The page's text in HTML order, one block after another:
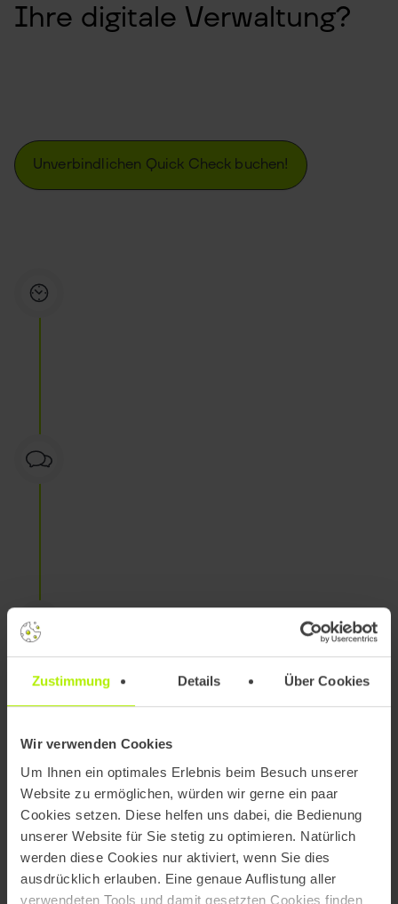
Zustimmung Details Über Cookies
Wir verwenden Cookies
Um Ihnen ein optimales Erlebnis beim Besuch unserer
Website zu ermöglichen, würden wir gerne ein paar
Cookies setzen. Diese helfen uns dabei, die Bedienung
unserer Website für Sie stetig zu optimieren. Natürlich
werden diese Cookies nur aktiviert, wenn Sie dies
ausdrücklich erlauben. Eine genaue Auflistung aller
verwendeten Tools und damit gesetzten Cookies finden
Ihre digitale Verwaltung?
Unverbindlichen Quick Check buchen!
Unsere Handlungsempfehlungen
Sie erhalten eine klare Ersteinschätzung und
konkrete Optionen für nächste Schritte.
Für wen wir digitale Verwaltungslösungen
entwickeln